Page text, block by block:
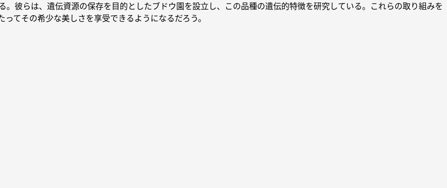
彼らは、遺伝資源の保存を目的としたブドウ園を設立し、この品種の遺伝的特徴を研究している。これらの取り組みを
てその希少な美しさを享受できるようになるだろう。